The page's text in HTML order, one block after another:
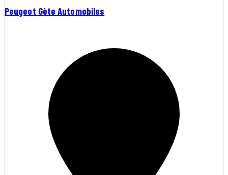
Peugeot Gète Automobiles